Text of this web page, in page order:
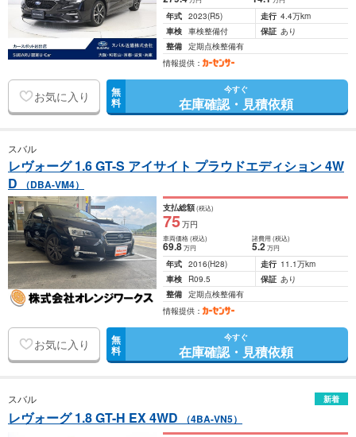
年式 2023(R5) 走行 4.4万km
車検 車検整備付 保証 あり
整備 定期点検整備有
情報提供：
お気に入り 無
料
今すぐ
在庫確認・見積依頼
スバル
レヴォーグ 1.6 GT-S アイサイト プラウドエディション 4W
D
（DBA-VM4）
支払総額(税込)
75万円
車両価格(税込)
69.8万円
諸費用 (税込)
5.2 万円
年式 2016(H28) 走行 11.1万km
車検
R09.5 保証 あり
整備 定期点検整備有
情報提供：
お気に入り 無
料
今すぐ
在庫確認・見積依頼
スバル 新着
レヴォーグ 1.8 GT-H EX 4WD （4BA-VN5）